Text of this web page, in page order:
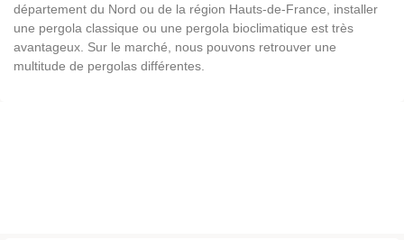
département du Nord ou de la région Hauts-de-France, installer
une pergola classique ou une pergola bioclimatique est très
avantageux. Sur le marché, nous pouvons retrouver une
multitude de pergolas différentes.